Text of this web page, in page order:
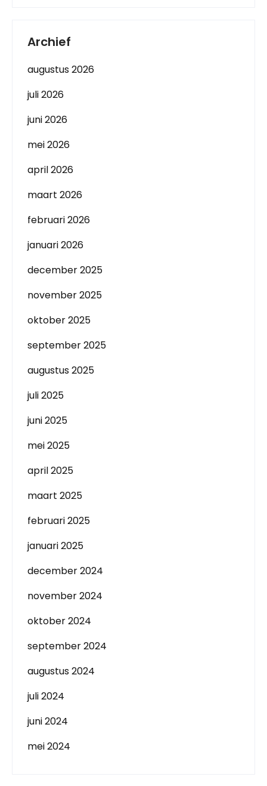
Archief
augustus 2026
juli 2026
juni 2026
mei 2026
april 2026
maart 2026
februari 2026
januari 2026
december 2025
november 2025
oktober 2025
september 2025
augustus 2025
juli 2025
juni 2025
mei 2025
april 2025
maart 2025
februari 2025
januari 2025
december 2024
november 2024
oktober 2024
september 2024
augustus 2024
juli 2024
juni 2024
mei 2024